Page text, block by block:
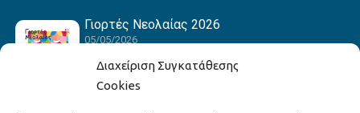
Διαχείριση Συγκατάθεσης
Cookies
Γιορτές Νεολαίας 2026
05/05/2026